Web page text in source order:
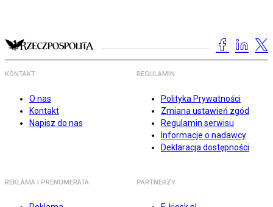
KONTAKT
O nas
Kontakt
Napisz do nas
REGULAMIN
Polityka Prywatności
Zmiana ustawień zgód
Regulamin serwisu
Informacje o nadawcy
Deklaracja dostępności
REKLAMA I PRENUMERATA PARTNERZY